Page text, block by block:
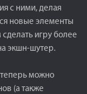
с ними, делая
новые элементы
игру более
экшн-шутер.
можно
(а также